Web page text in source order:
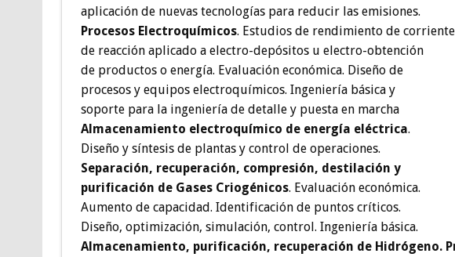
aplicación de nuevas tecnologías para reducir las emisiones.
Procesos Electroquímicos. Estudios de rendimiento de
de reacción aplicado a electro-depósitos u electro-obtención
de productos o energía. Evaluación económica. Diseño de
procesos y equipos electroquímicos. Ingeniería básica y
soporte para la ingeniería de detalle y puesta en marcha
Almacenamiento electroquímico de energía eléctrica.
Diseño y síntesis de plantas y control de operaciones.
Separación, recuperación, compresión, destilación y
purificación de Gases Criogénicos. Evaluación económica.
Aumento de capacidad. Identificación de puntos críticos.
Diseño, optimización, simulación, control. Ingeniería básica.
Almacenamiento, purificación, recuperación de Hidrógeno.